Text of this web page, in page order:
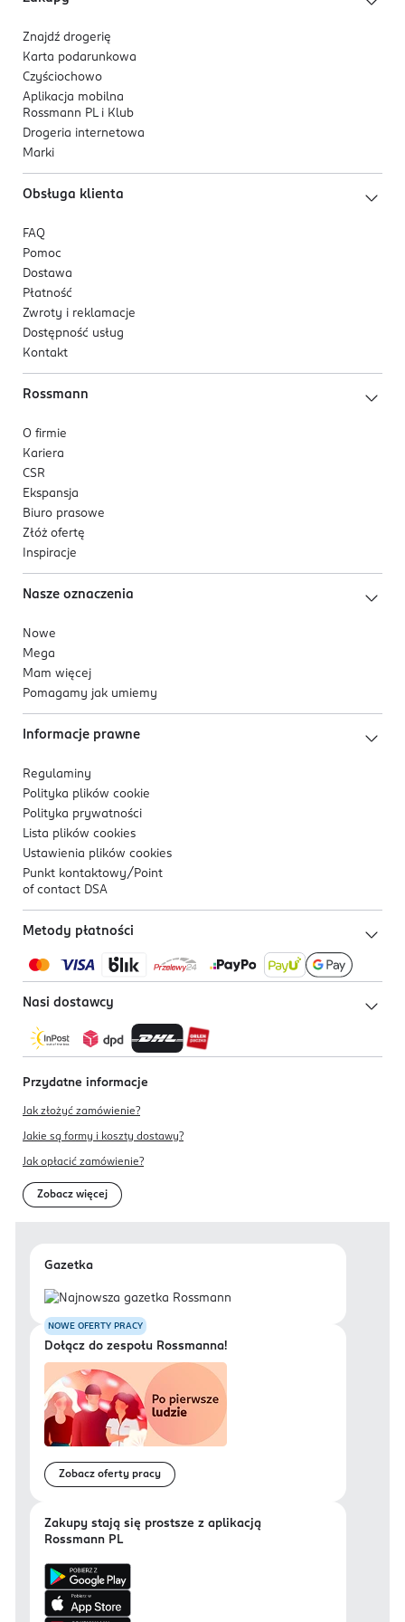
Znajdź drogerię
Karta podarunkowa
Czyściochowo
Aplikacja mobilna
Rossmann PL i Klub
Drogeria internetowa
Marki
Obsługa klienta
FAQ
Pomoc
Dostawa
Płatność
Zwroty i reklamacje
Dostępność usług
Kontakt
Rossmann
O firmie
Kariera
CSR
Ekspansja
Biuro prasowe
Złóż ofertę
Inspiracje
Nasze oznaczenia
Nowe
Mega
Mam więcej
Pomagamy jak umiemy
Informacje prawne
Regulaminy
Polityka plików cookie
Polityka prywatności
Lista plików cookies
Ustawienia plików cookies
Punkt kontaktowy/ Point
of contact DSA
Metody płatności
Nasi dostawcy
Przydatne informacje
Jak złożyć zamówienie?
Jakie są formy i koszty dostawy?
Jak opłacić zamówienie?
Zobacz więcej
Gazetka
NOWE OFERTY PRACY
Dołącz do zespołu Rossmanna!
Zobacz oferty pracy
Zakupy stają się prostsze z aplikacją
Rossmann PL